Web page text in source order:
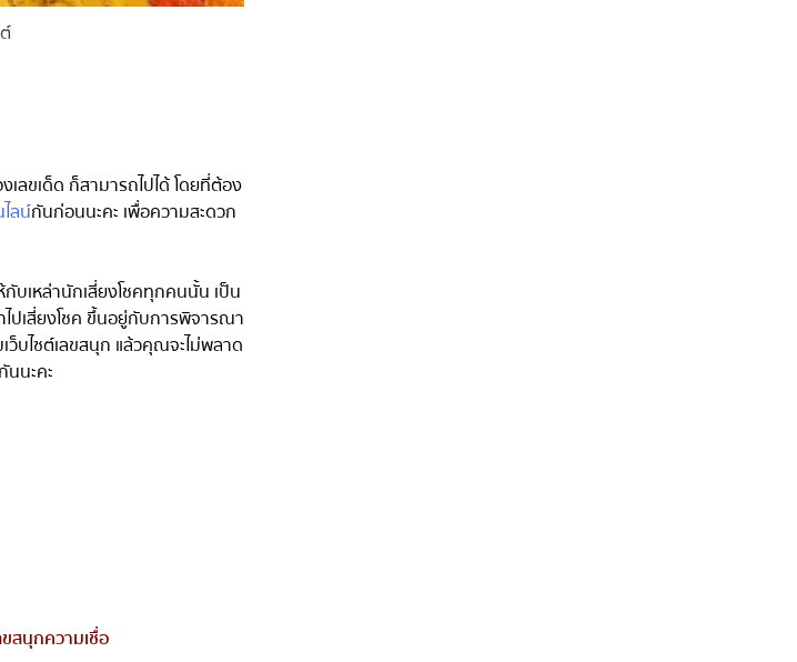
ลขเด็ด ก็สามารถไปได้ โดยที่ต้อง
น์กันก่อนนะคะ เพื่อความสะดวก
บเหล่านักเสี่ยงโชคทุกคนนั้น เป็น
ปเสี่ยงโชค ขึ้นอยู่กับการพิจารณา
บไซต์เลขสนุก แล้วคุณจะไม่พลาด
นะคะ
สนุกความเชื่อ